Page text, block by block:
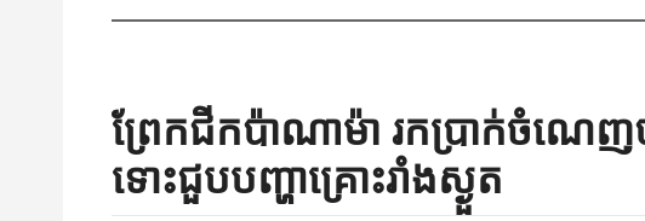
ព្រែកជីកប៉ាណាម៉ា រកប្រាក់ចំណេញ
ទោះជួបបញ្ហាគ្រោះរាំងស្ងួត